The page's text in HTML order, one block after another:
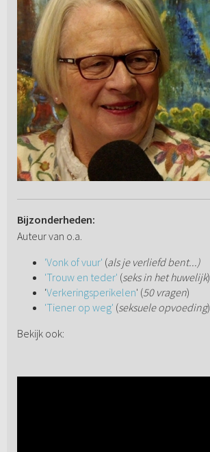
Bijzonderheden:
Auteur van o.a.
'Vonk of vuur' (als je verliefd bent...)
'Trouw en teder' (seks in het huwelijk)
'Verkeringsperikelen' (50 vragen)
'Tiener op weg' (seksuele opvoeding)
Bekijk ook: